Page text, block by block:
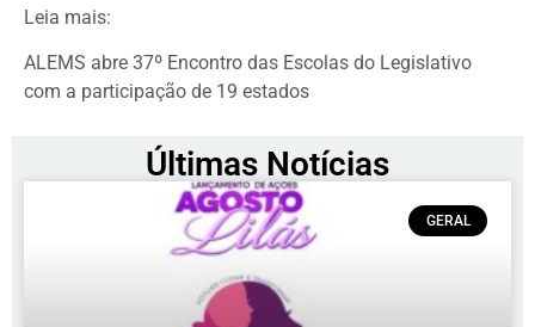
Leia mais:
ALEMS abre 37º Encontro das Escolas do Legislativo
com a participação de 19 estados
Últimas Notícias
GERAL